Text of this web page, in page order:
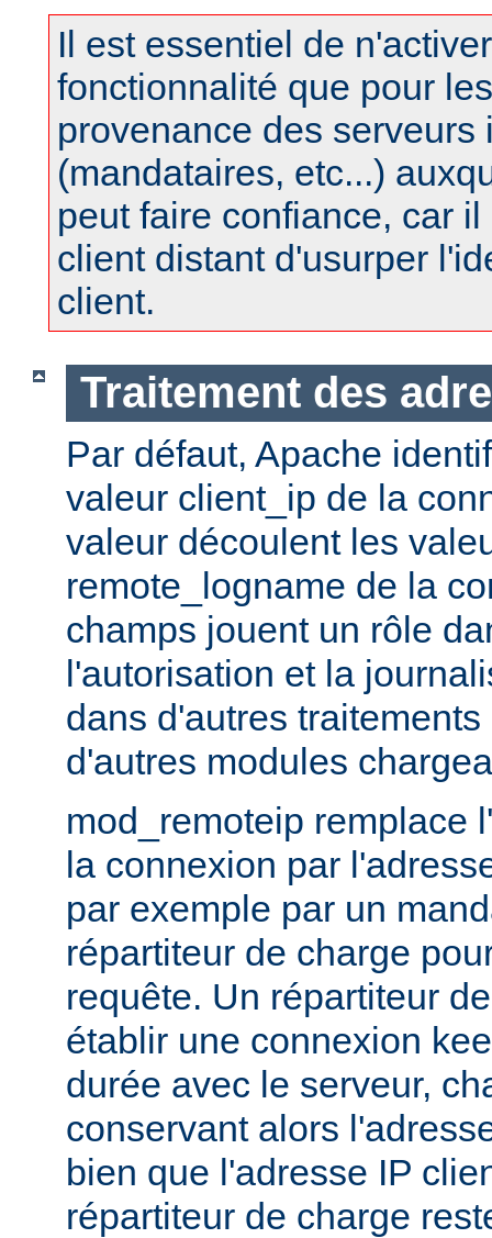
Il est essentiel de
fonctionnalité que pour
provenance des serveurs
(mandataires, etc...)
peut faire confiance, car
client distant d'usurper
client.
Traitement des
Par défaut, Apache
valeur client_ip de la
valeur découlent les
remote_logname de la
champs jouent un rôle
l'autorisation et la
dans d'autres
d'autres modules
mod_remoteip remplace
la connexion par
par exemple par un
répartiteur de charge
requête. Un répartiteur
établir une connexion
durée avec le serveur,
conservant alors
bien que l'adresse IP
répartiteur de charge